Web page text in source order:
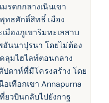
รดกกลางเนินเขา
ทธศักดิ์สิทธิ์ เมือง
มืองภูเขาริมทะเลสาบ
นนาปุรนา โดยไม่ต้อง
ลุมไฮไลท์ตอนกลาง
ดาห์ที่มีโครงสร้าง โดย
เทือกเขา Annapurna
ยวบินกลับไปยังกาฐ